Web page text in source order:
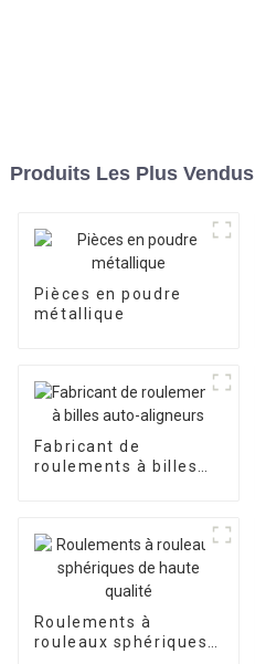
Produits Les Plus Vendus
Pièces en poudre
métallique
Fabricant de
roulements à billes
Roulements à
rouleaux sphériques